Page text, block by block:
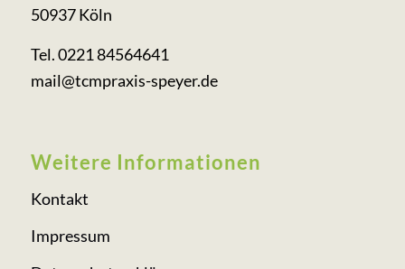
50937 Köln
Tel. 0221 84564641
mail@tcmpraxis-speyer.de
Weitere Informationen
Kontakt
Impressum